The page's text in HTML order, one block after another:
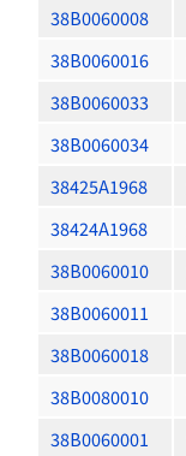
38B0060008
38B0060016
38B0060033
38B0060034
38425A1968
38424A1968
38B0060010
38B0060011
38B0060018
38B0080010
38B0060001